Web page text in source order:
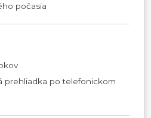
počasia
prehliadka po telefonickom